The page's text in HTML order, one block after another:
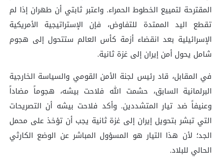
المقترحة لتمييع الخطوط الحمراء. واعتبر ثابتي أن طهران إذا لم
تقطع اليد الممتدة للتفاوض، فإن الإستراتيجية الأمريكية
الإسرائيلية بعد انقضاء أزمة كأس العالم ستتحول إلى هجوم
شامل يحول أمن إيران إلى غزة ثانية.
في المقابل، قاد رئيس لجنة الأمن القومي والسياسة الخارجية
البرلمانية السابق، حشمت الله فلاحت بيشه، هجوماً مضاداً
وعنيفاً ضد تيار المتشددين. وأكد فلاحت بيشه أن التصريحات
التي تبشر بتحويل إيران إلى غزة ثانية يجب أن تؤخذ على محمل
الجد؛ لأن هذا التيار هو المسؤول المباشر عن الوضع الكارثي
الحالي للبلاد.